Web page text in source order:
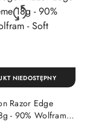
Razor Edge
- 90% Wolfram -
NIEDOSTĘPNY